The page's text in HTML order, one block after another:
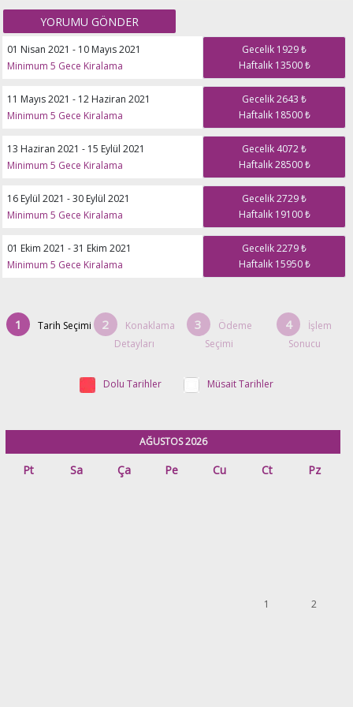
01 Nisan 2021 - 10 Mayıs 2021
Minimum 5 Gece Kiralama
Gecelik 1929 ₺
Haftalık 13500 ₺
11 Mayıs 2021 - 12 Haziran 2021
Minimum 5 Gece Kiralama
Gecelik 2643 ₺
Haftalık 18500 ₺
13 Haziran 2021 - 15 Eylül 2021
Minimum 5 Gece Kiralama
Gecelik 4072 ₺
Haftalık 28500 ₺
16 Eylül 2021 - 30 Eylül 2021
Minimum 5 Gece Kiralama
Gecelik 2729 ₺
Haftalık 19100 ₺
01 Ekim 2021 - 31 Ekim 2021
Minimum 5 Gece Kiralama
Gecelik 2279 ₺
Haftalık 15950 ₺
1 Tarih Seçimi 2
Konaklama
Detayları
3
Ödeme
Seçimi
4
İşlem
Sonucu
Dolu Tarihler Müsait Tarihler
AĞUSTOS 2026
Pt Sa Ça Pe Cu Ct Pz
1 2